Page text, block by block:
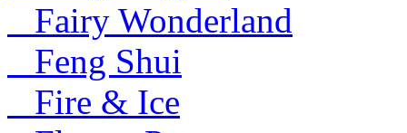
Fairy Wonderland
Feng Shui
Fire & Ice